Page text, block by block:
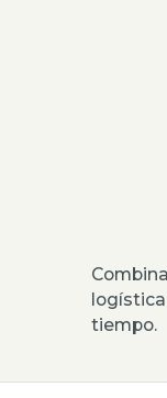
tiempo.